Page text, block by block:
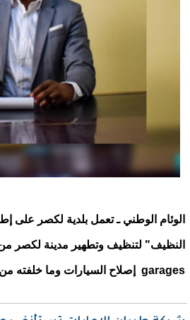
الوئام الوطني ـ تعمل بلدية لكصر على
garages إصلاح السيارات وما خلفته من تلوث بيئي للمدينة.